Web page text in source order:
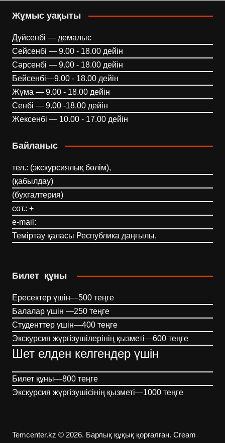
Жұмыс уақыты
Дүйсенбі — демалыс
Сейсенбі — 9.00 - 18.00 дейін
Сәрсенбі — 9.00 - 18.00 дейін
Бейсенбі—9.00 - 18.00 дейін
Жұма — 9.00 - 18.00 дейін
Сенбі — 9.00 -18.00 дейін
Жексенбі — 10.00 - 17.00 дейін
Байланыс
тел.: (экскурсиялық бөлім),
(қабылдау)
(бухгалтерия)
сот.: +
e-mail:
Теміртау қаласы Республика даңғылы,
Билет құны
Ересектер үшін—500 теңге
Балалар үшін —250 теңге
Студенттер үшін—400 теңге
Экскурсия жүргізушілерінің қызметі—600 теңге
Шет елден келгендер үшін
Билет құны—800 теңге
Экскурсия жүргізушісінің қызметі—1000 теңге
Temcenter.kz © 2026. Барлық құқық қорғалған. Cream